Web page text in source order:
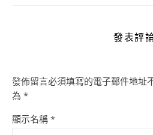
發表評
發佈留言必須填寫的電子郵件地址
為 *
顯示名稱 *